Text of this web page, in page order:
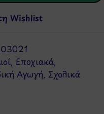
Wishlist
, Εποχιακά,
Αγωγή, Σχολικά